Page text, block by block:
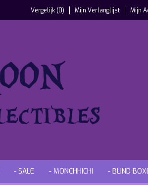
Vergelijk (0) Mijn Verlanglijst Mijn
- SALE - MONCHHICHI - BLIND